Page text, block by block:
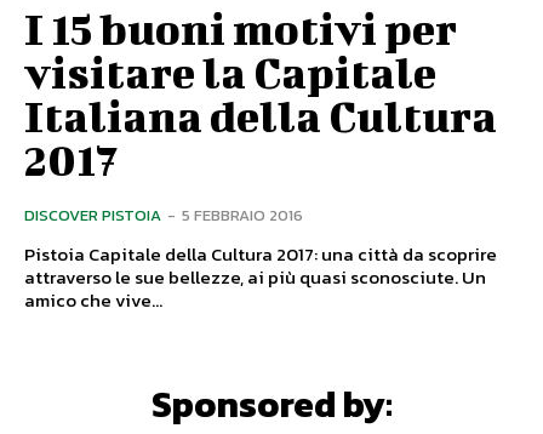
I 15 buoni motivi per
visitare la Capitale
Italiana della Cultura
2017
DISCOVER PISTOIA - 5 FEBBRAIO 2016
Pistoia Capitale della Cultura 2017: una città da scoprire
attraverso le sue bellezze, ai più quasi sconosciute. Un
amico che vive...
Sponsored by: